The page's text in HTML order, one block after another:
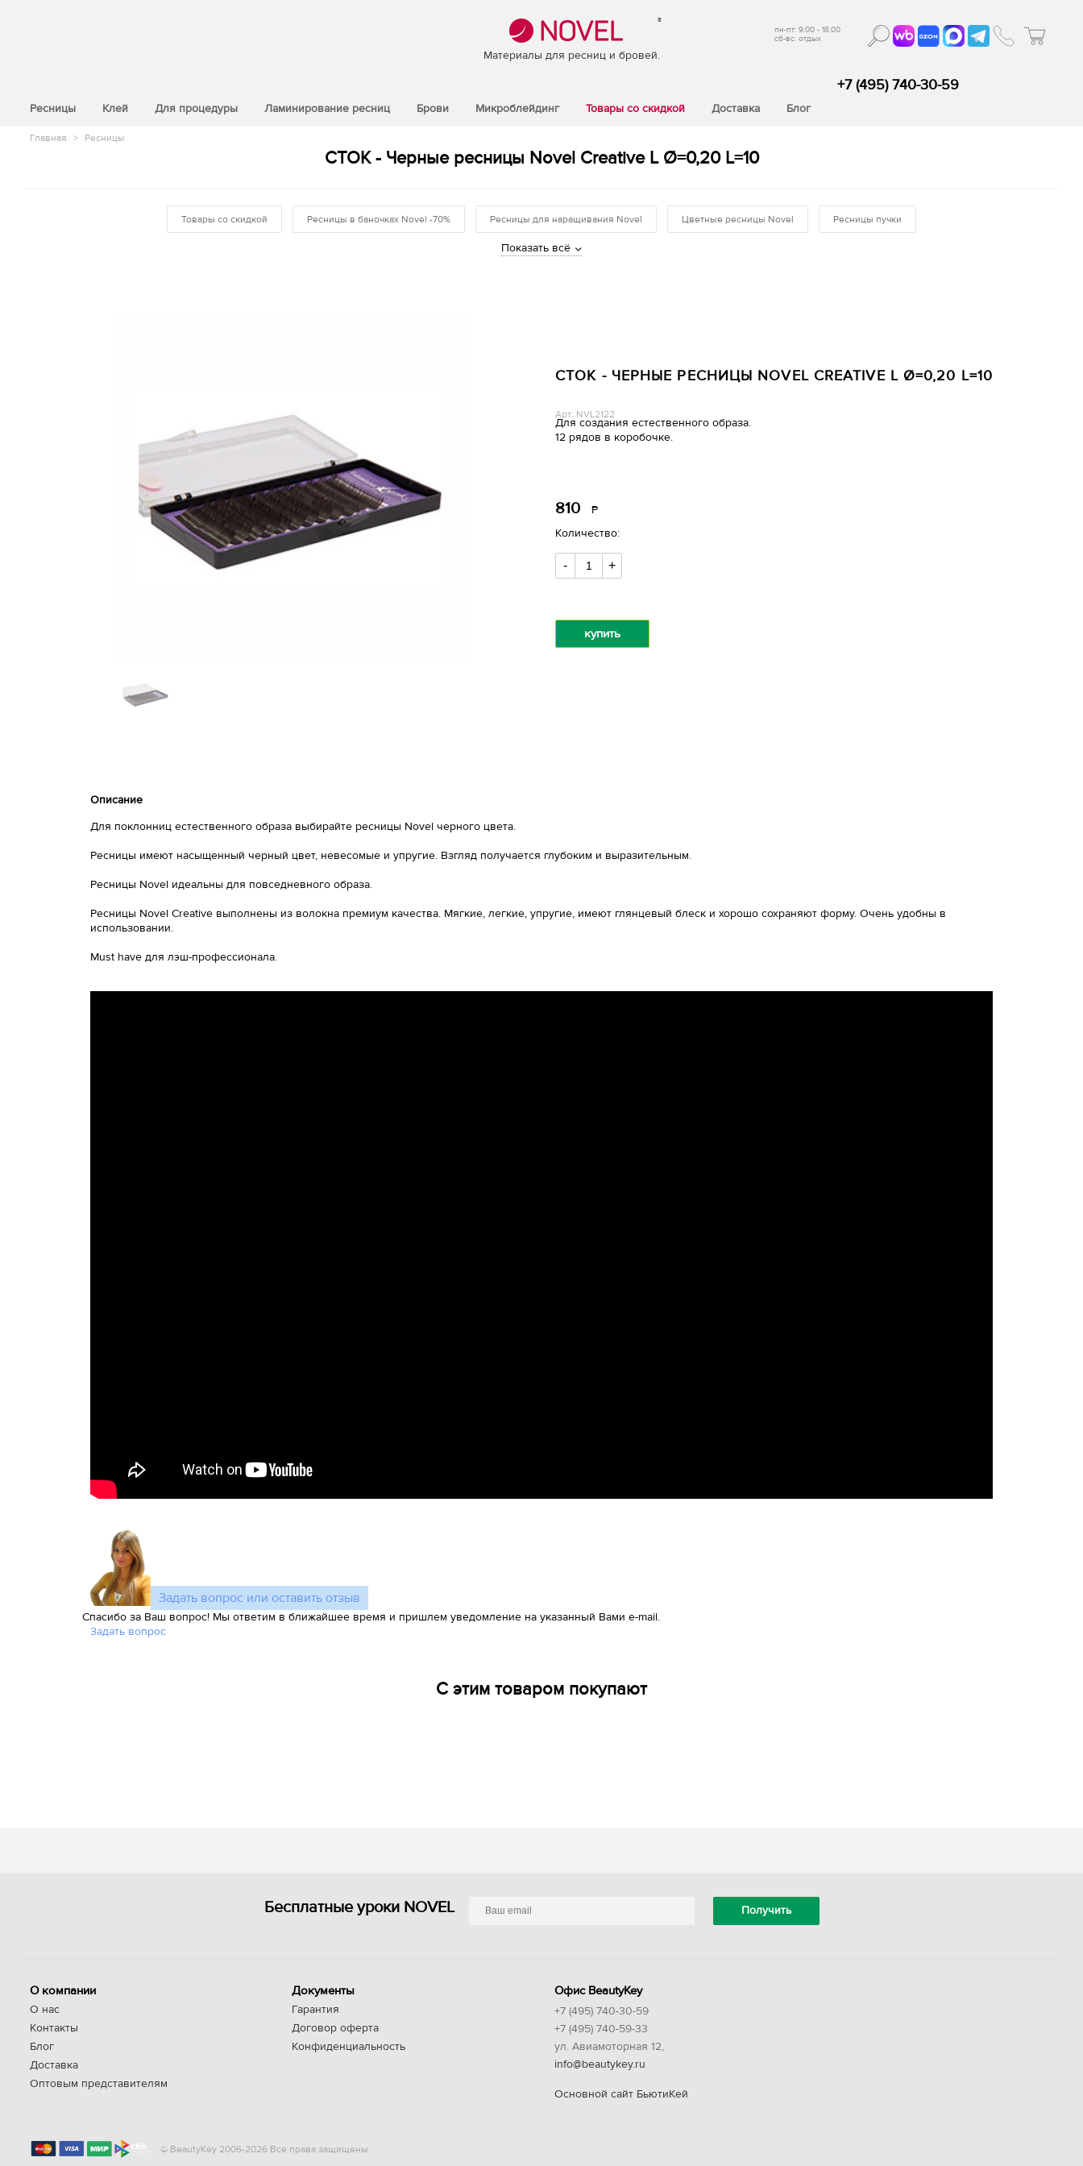
®
Материалы для ресниц и бровей.
пн-пт: 9.00 - 18.00
сб-вс: отдых
Ресницы Клей Для процедуры Ламинирование ресниц Брови Микроблейдинг Товары со скидкой Доставка Блог
+7 (495) 740-30-59
Главная > Ресницы
СТОК - Черные ресницы Novel Creative L Ø=0,20 L=10
Товары со скидкой Ресницы в баночках Novel -70% Ресницы для наращивания Novel Цветные ресницы Novel Ресницы пучки
Показать всё
СТОК - ЧЕРНЫЕ РЕСНИЦЫ NOVEL CREATIVE L Ø=0,20 L=10
Арт: NVL2122
Для создания естественного образа.
12 рядов в коробочке.
810 Р
Количество:
- +
купить
Описание
Для поклонниц естественного образа выбирайте ресницы Novel черного цвета.
Ресницы имеют насыщенный черный цвет, невесомые и упругие. Взгляд получается глубоким и выразительным.
Ресницы Novel идеальны для повседневного образа.
Ресницы Novel Creative выполнены из волокна премиум качества. Мягкие, легкие, упругие, имеют глянцевый блеск и хорошо сохраняют форму. Очень удобны в
использовании.
Must have для лэш-профессионала.
Задать вопрос или оставить отзыв
Спасибо за Ваш вопрос! Мы ответим в ближайшее время и пришлем уведомление на указанный Вами e-mail.
Задать вопрос
С этим товаром покупают
Бесплатные уроки NOVEL
О компании
О нас
Контакты
Блог
Доставка
Оптовым представителям
Документы
Гарантия
Договор оферта
Конфиденциальность
Офис BeautyKey
+7 (495) 740-30-59
+7 (495) 740-59-33
ул. Авиамоторная 12,
info@beautykey.ru
Основной сайт БьютиКей
© BeautyKey 2006-2026 Все права защищены.